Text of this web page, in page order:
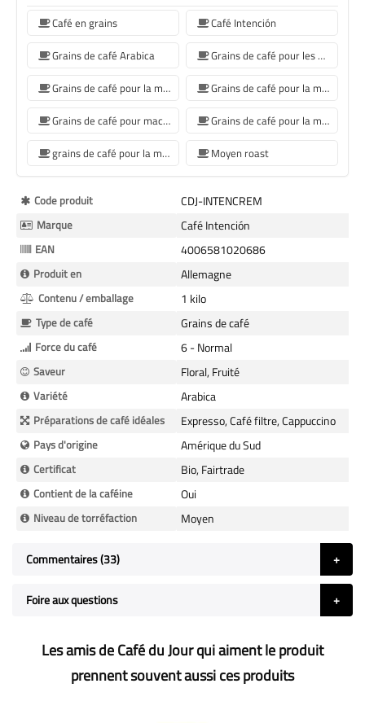
Café en grains
Café Intención
Grains de café Arabica
Grains de café pour les machines à café Sage
Grains de café pour la machine à café Jura
Grains de café pour la machine à café De'Longhi
Grains de café pour machine à café Philips
Grains de café pour la machine à café Krups
grains de café pour la machine à café Siemens
Moyen roast
Plus
d’information
Code produit CDJ-INTENCREM
Marque Café Intención
EAN 4006581020686
Produit en Allemagne
Contenu / emballage 1 kilo
Type de café Grains de café
Force du café 6 - Normal
Saveur Floral, Fruité
Variété Arabica
Préparations de café idéales Expresso, Café filtre, Cappuccino
Pays d'origine Amérique du Sud
Certificat Bio, Fairtrade
Contient de la caféine Oui
Niveau de torréfaction Moyen
Commentaires 33
Foire aux questions
Les amis de Café du Jour qui aiment le produit
prennent souvent aussi ces produits